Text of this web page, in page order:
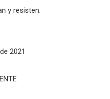
y resisten.
2021